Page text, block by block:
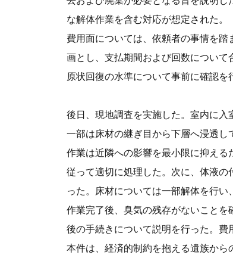
な解体作業を含む対応が想定された。
費用面については、依頼者の事情を
画とし、支払期間および回数につい
原状回復の水準について事前に確認を
後日、現地調査を実施した。室内に
一部は床材の継ぎ目から下層へ浸透
作業は近隣への影響を最小限に抑え
従って適切に処理した。次に、体液
った。床材については一部解体を行い
作業完了後、臭気の残存がないこと
後の手続きについて説明を行った。
本件は、経済的制約を抱える遺族か